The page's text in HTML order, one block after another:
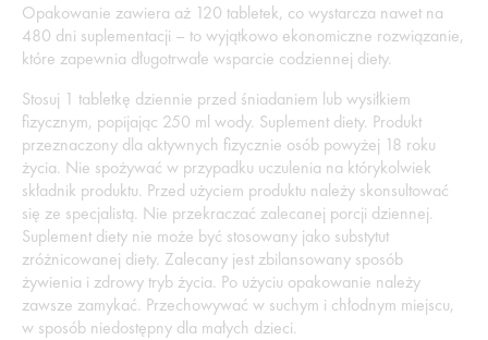
Opakowanie zawiera aż 120 tabletek, co wystarcza nawet na
480 dni suplementacji – to wyjątkowo ekonomiczne rozwiązanie,
które zapewnia długotrwałe wsparcie codziennej diety.
Stosuj 1 tabletkę dziennie przed śniadaniem lub wysiłkiem
fizycznym, popijając 250 ml wody. Suplement diety. Produkt
przeznaczony dla aktywnych fizycznie osób powyżej 18 roku
życia. Nie spożywać w przypadku uczulenia na którykolwiek
składnik produktu. Przed użyciem produktu należy skonsultować
się ze specjalistą. Nie przekraczać zalecanej porcji dziennej.
Suplement diety nie może być stosowany jako substytut
zróżnicowanej diety. Zalecany jest zbilansowany sposób
żywienia i zdrowy tryb życia. Po użyciu opakowanie należy
zawsze zamykać. Przechowywać w suchym i chłodnym miejscu,
w sposób niedostępny dla małych dzieci.